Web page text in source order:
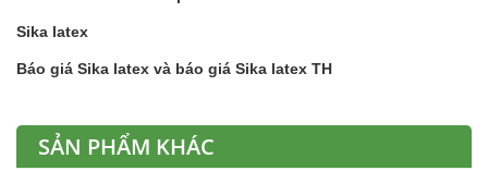
Sika latex
Báo giá Sika latex và báo giá Sika latex TH
SẢN PHẨM KHÁC